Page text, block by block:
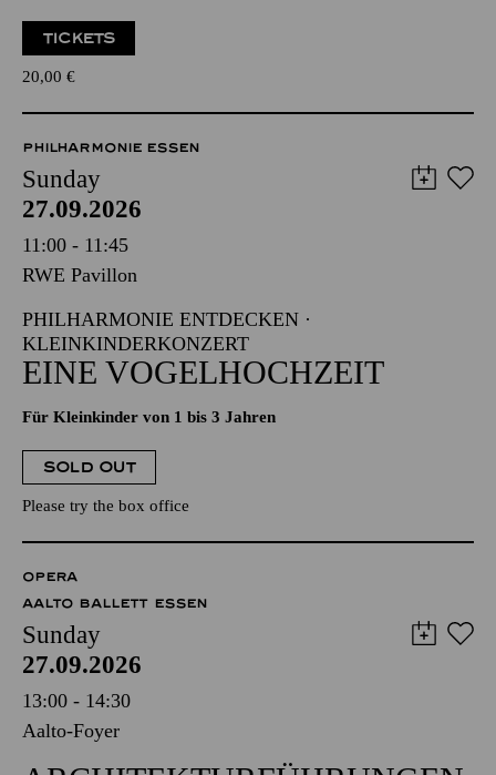
TICKETS
20,00 €
PHILHARMONIE ESSEN
Sunday
27.09.2026
11:00 - 11:45
RWE Pavillon
PHILHARMONIE ENTDECKEN ·
KLEINKINDERKONZERT
EINE VOGELHOCHZEIT
Für Kleinkinder von 1 bis 3 Jahren
SOLD OUT
Please try the box office
OPERA
AALTO BALLETT ESSEN
Sunday
27.09.2026
13:00 - 14:30
Aalto-Foyer